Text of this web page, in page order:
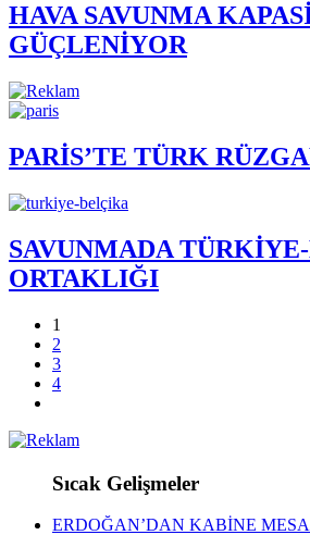
HAVA SAVUNMA
GÜÇLENİYOR
PARİS’TE TÜRK
SAVUNMADA
ORTAKLIĞI
1
2
3
4
Sıcak Gelişmeler
ERDOĞAN’DAN KABİNE